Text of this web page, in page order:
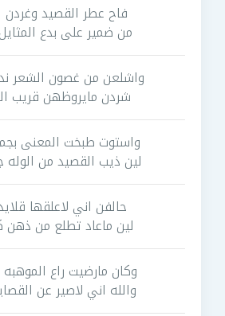
فاح عطر القصيد وغردن
من ضمير على بدع
واشلعن من غصون الشعر
شردن مايروظهن قريب
واستوت طبخت المعنى
لين ذيب القصيد من
حالفن اني لاعلقها
لين ماعاد تطلع من ذهن
وكان مارضيت راع الموهبه
والله اني لاصير عن